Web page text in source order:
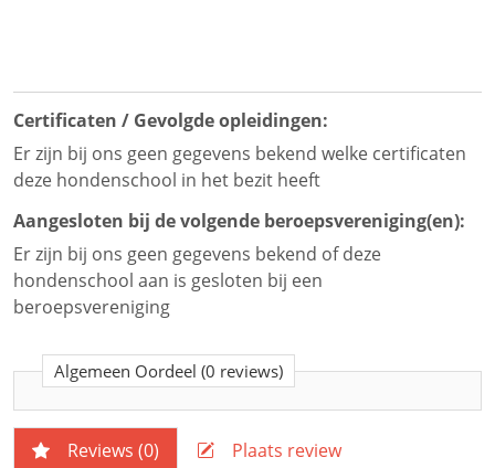
Certificaten / Gevolgde opleidingen:
Er zijn bij ons geen gegevens bekend welke certificaten
deze hondenschool in het bezit heeft
Aangesloten bij de volgende beroepsvereniging(en):
Er zijn bij ons geen gegevens bekend of deze
hondenschool aan is gesloten bij een
beroepsvereniging
Algemeen Oordeel (0 reviews)
Reviews (0) Plaats review